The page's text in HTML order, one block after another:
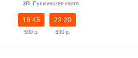
2D Пушкинская карта
19:45
590 р.
22:20
590 р.